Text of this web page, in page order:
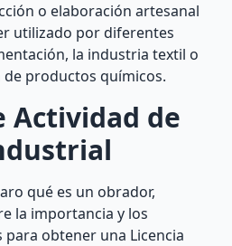
o elaboración artesanal
utilizado por diferentes
la industria textil o
productos químicos.
Actividad de
qué es un obrador,
la importancia y los
obtener una Licencia